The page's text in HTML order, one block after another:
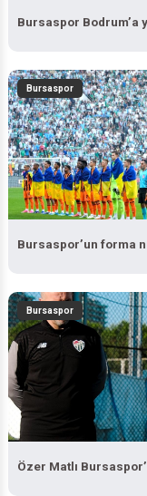
Bursaspor Bodrum’a
Bursaspor
Bursaspor’un forma
Bursaspor
Özer Matlı